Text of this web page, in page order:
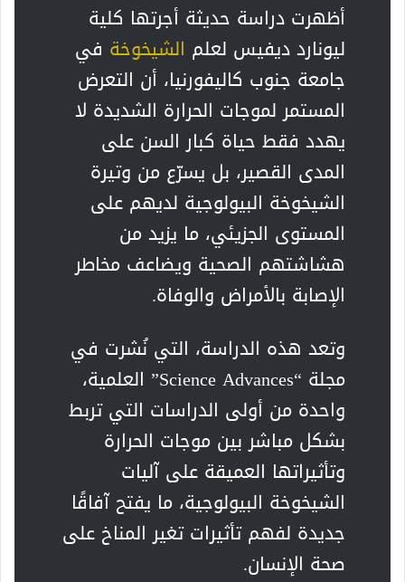
أظهرت دراسة حديثة أجرتها كلية
ليونارد ديفيس لعلم الشيخوخة في
جامعة جنوب كاليفورنيا، أن التعرض
المستمر لموجات الحرارة الشديدة لا
يهدد فقط حياة كبار السن على
المدى القصير، بل يسرّع من وتيرة
الشيخوخة البيولوجية لديهم على
المستوى الجزيئي، ما يزيد من
هشاشتهم الصحية ويضاعف مخاطر
الإصابة بالأمراض والوفاة.
وتعد هذه الدراسة، التي نُشرت في
مجلة “Science Advances” العلمية،
واحدة من أولى الدراسات التي تربط
بشكل مباشر بين موجات الحرارة
وتأثيراتها العميقة على آليات
الشيخوخة البيولوجية، ما يفتح آفاقًا
جديدة لفهم تأثيرات تغير المناخ على
صحة الإنسان.